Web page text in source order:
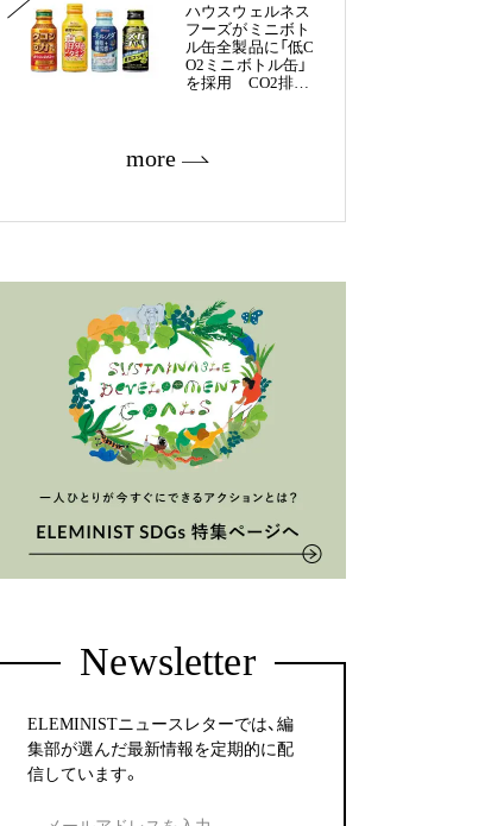
ハウスウェルネス
フーズがミニボト
ル缶全製品に「低C
O2ミニボトル缶」
を採用 CO2排出
more
Newsletter
ELEMINISTニュースレターでは、編
集部が選んだ最新情報を定期的に配
信しています。